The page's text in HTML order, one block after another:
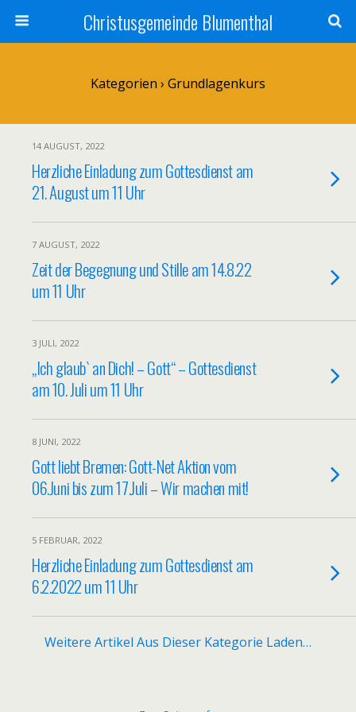
Christusgemeinde Blumenthal
Kategorien › Grundlagenkurs
14 AUGUST, 2022
Herzliche Einladung zum Gottesdienst am
21. August um 11 Uhr
7 AUGUST, 2022
Zeit der Begegnung und Stille am 14.8.22
um 11 Uhr
3 JULI, 2022
„Ich glaub` an Dich! – Gott“ – Gottesdienst
am 10. Juli um 11 Uhr
8 JUNI, 2022
Gott liebt Bremen: Gott-Net Aktion vom
06.Juni bis zum 17.Juli – Wir machen mit!
5 FEBRUAR, 2022
Herzliche Einladung zum Gottesdienst am
6.2.2022 um 11 Uhr
Weitere Artikel Aus Dieser Kategorie Laden…